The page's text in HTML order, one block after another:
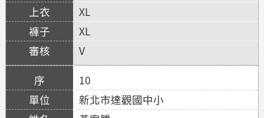
XL
XL
V
10
新北市達觀國中小